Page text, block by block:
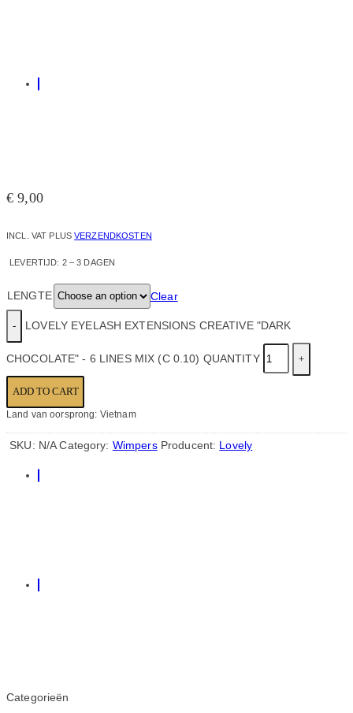
€ 9,00
INCL. VAT PLUSVERZENDKOSTEN
LEVERTIJD: 2 – 3 DAGEN
LENGTE Clear
LOVELY EYELASH EXTENSIONS CREATIVE "DARK
CHOCOLATE" - 6 LINES MIX (C 0.10) QUANTITY
ADD TO CART
Land van oorsprong: Vietnam
SKU: N/A Category: Wimpers Producent: Lovely
Categorieën